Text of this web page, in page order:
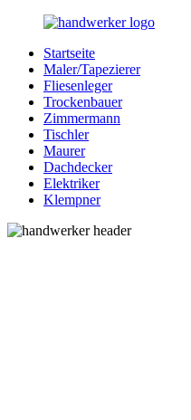
Zurück
Inhalt
Bessere-
Handwerker.de
Handwerker
Ihrer
Nähe
Startseite
Maler/Tapezierer
Fliesenleger
Trockenbauer
Zimmermann
Tischler
Maurer
Dachdecker
Elektriker
Klempner